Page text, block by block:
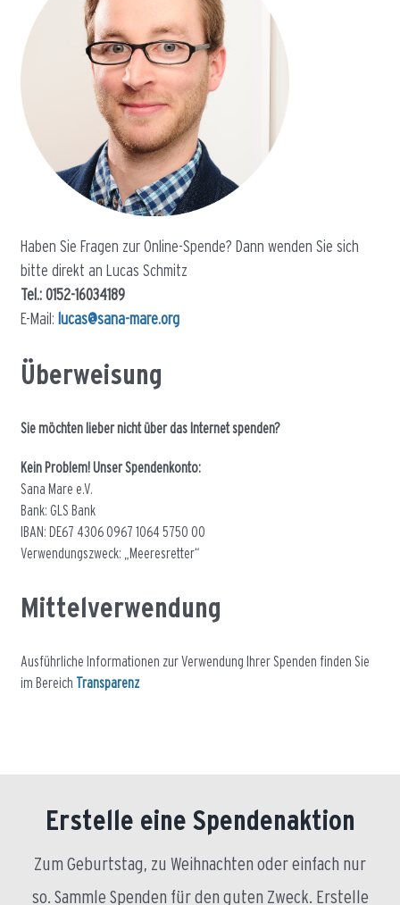
Haben Sie Fragen zur Online-Spende? Dann wenden Sie sich
bitte direkt an Lucas Schmitz
Tel.: 0152-16034189
E-Mail: lucas@sana-mare.org
Überweisung
Sie möchten lieber nicht über das Internet spenden?
Kein Problem! Unser Spendenkonto:
Sana Mare e.V.
Bank: GLS Bank
IBAN: DE67 4306 0967 1064 5750 00
Verwendungszweck: „Meeresretter“
Mittelverwendung
Ausführliche Informationen zur Verwendung Ihrer Spenden finden Sie
im Bereich Transparenz
Erstelle eine Spendenaktion
Zum Geburtstag, zu Weihnachten oder einfach nur
so. Sammle Spenden für den guten Zweck. Erstelle